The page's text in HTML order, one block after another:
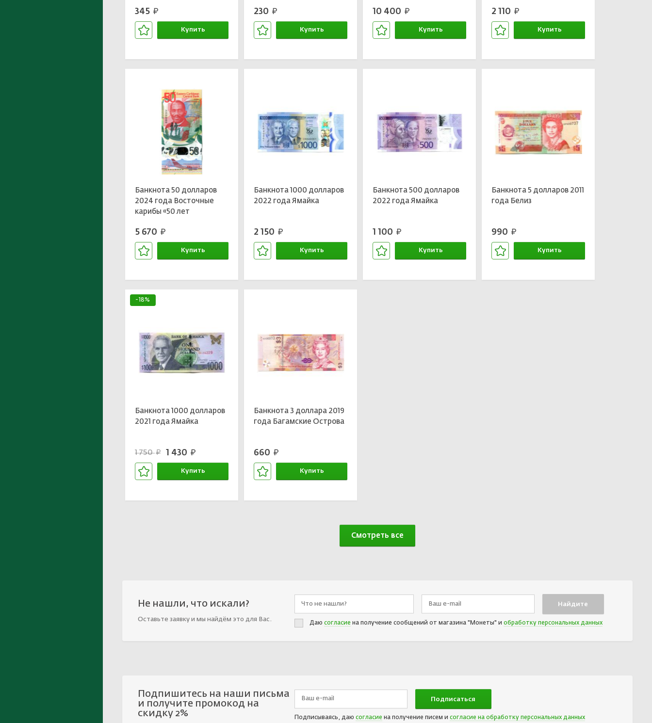
345 руб.
Купить
230 руб.
Купить
10 400 руб.
Купить
2 110 руб.
Купить
Банкнота 50 долларов
2024 года Восточные
карибы «50 лет
Гренады»
5 670 руб.
Купить
Банкнота 1000 долларов
2022 года Ямайка
2 150 руб.
Купить
Банкнота 500 долларов
2022 года Ямайка
1 100 руб.
Купить
Банкнота 5 долларов 2011
года Белиз
990 руб.
Купить
-18%
Банкнота 1000 долларов
2021 года Ямайка
1 750руб. 1 430 руб.
Купить
Банкнота 3 доллара 2019
года Багамские Острова
660 руб.
Купить
Смотреть все
Не нашли, что искали?
Оставьте заявку и мы найдём это для Вас.
Даю согласие на получение сообщений от магазина "Монеты" и обработку персональных данных
Подпишитесь на наши письма
и получите промокод на
скидку 2%
Подписываясь, даю согласие на получение писем и согласие на обработку персональных данных